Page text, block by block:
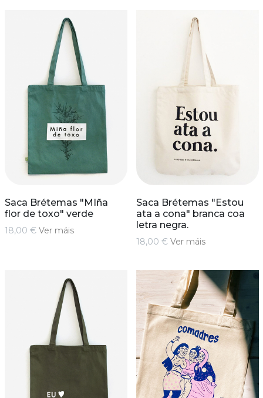
Saca Brétemas "MIña
flor de toxo" verde
18,00 € Ver máis
Saca Brétemas "Estou
ata a cona" branca coa
letra negra.
18,00 € Ver máis